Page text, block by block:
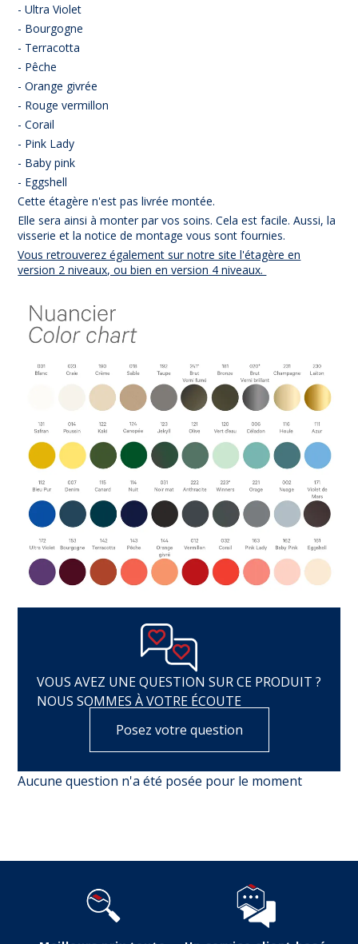
- Ultra Violet
- Bourgogne
- Terracotta
- Pêche
- Orange givrée
- Rouge vermillon
- Corail
- Pink Lady
- Baby pink
- Eggshell
Cette étagère n'est pas livrée montée.
Elle sera ainsi à monter par vos soins. Cela est facile. Aussi, la
visserie et la notice de montage vous sont fournies.
Vous retrouverez également sur notre site l'étagère en
version 2 niveaux, ou bien en version 4 niveaux.
VOUS AVEZ UNE QUESTION SUR CE PRODUIT ?
NOUS SOMMES À VOTRE ÉCOUTE
Posez votre question
Aucune question n'a été posée pour le moment